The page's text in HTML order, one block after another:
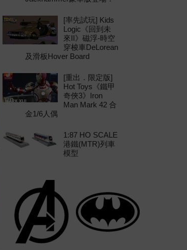
[率先試玩] Kids
Logic《回到未
來II》磁浮-時空
穿梭車DeLorean
及滑板Hover Board
[重出．限定版]
Hot Toys《鐵甲
奇俠3》Iron
Man Mark 42 合
金1/6人偶
1:87 HO SCALE
港鐵(MTR)列車
模型